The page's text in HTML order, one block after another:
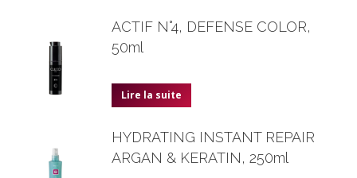
ACTIF N°4, DEFENSE COLOR,
50ml
Lire la suite
HYDRATING INSTANT REPAIR
ARGAN & KERATIN, 250ml